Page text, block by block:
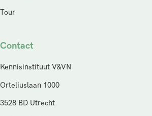
Tour
Contact
Kennisinstituut V&VN
Orteliuslaan 1000
3528 BD Utrecht